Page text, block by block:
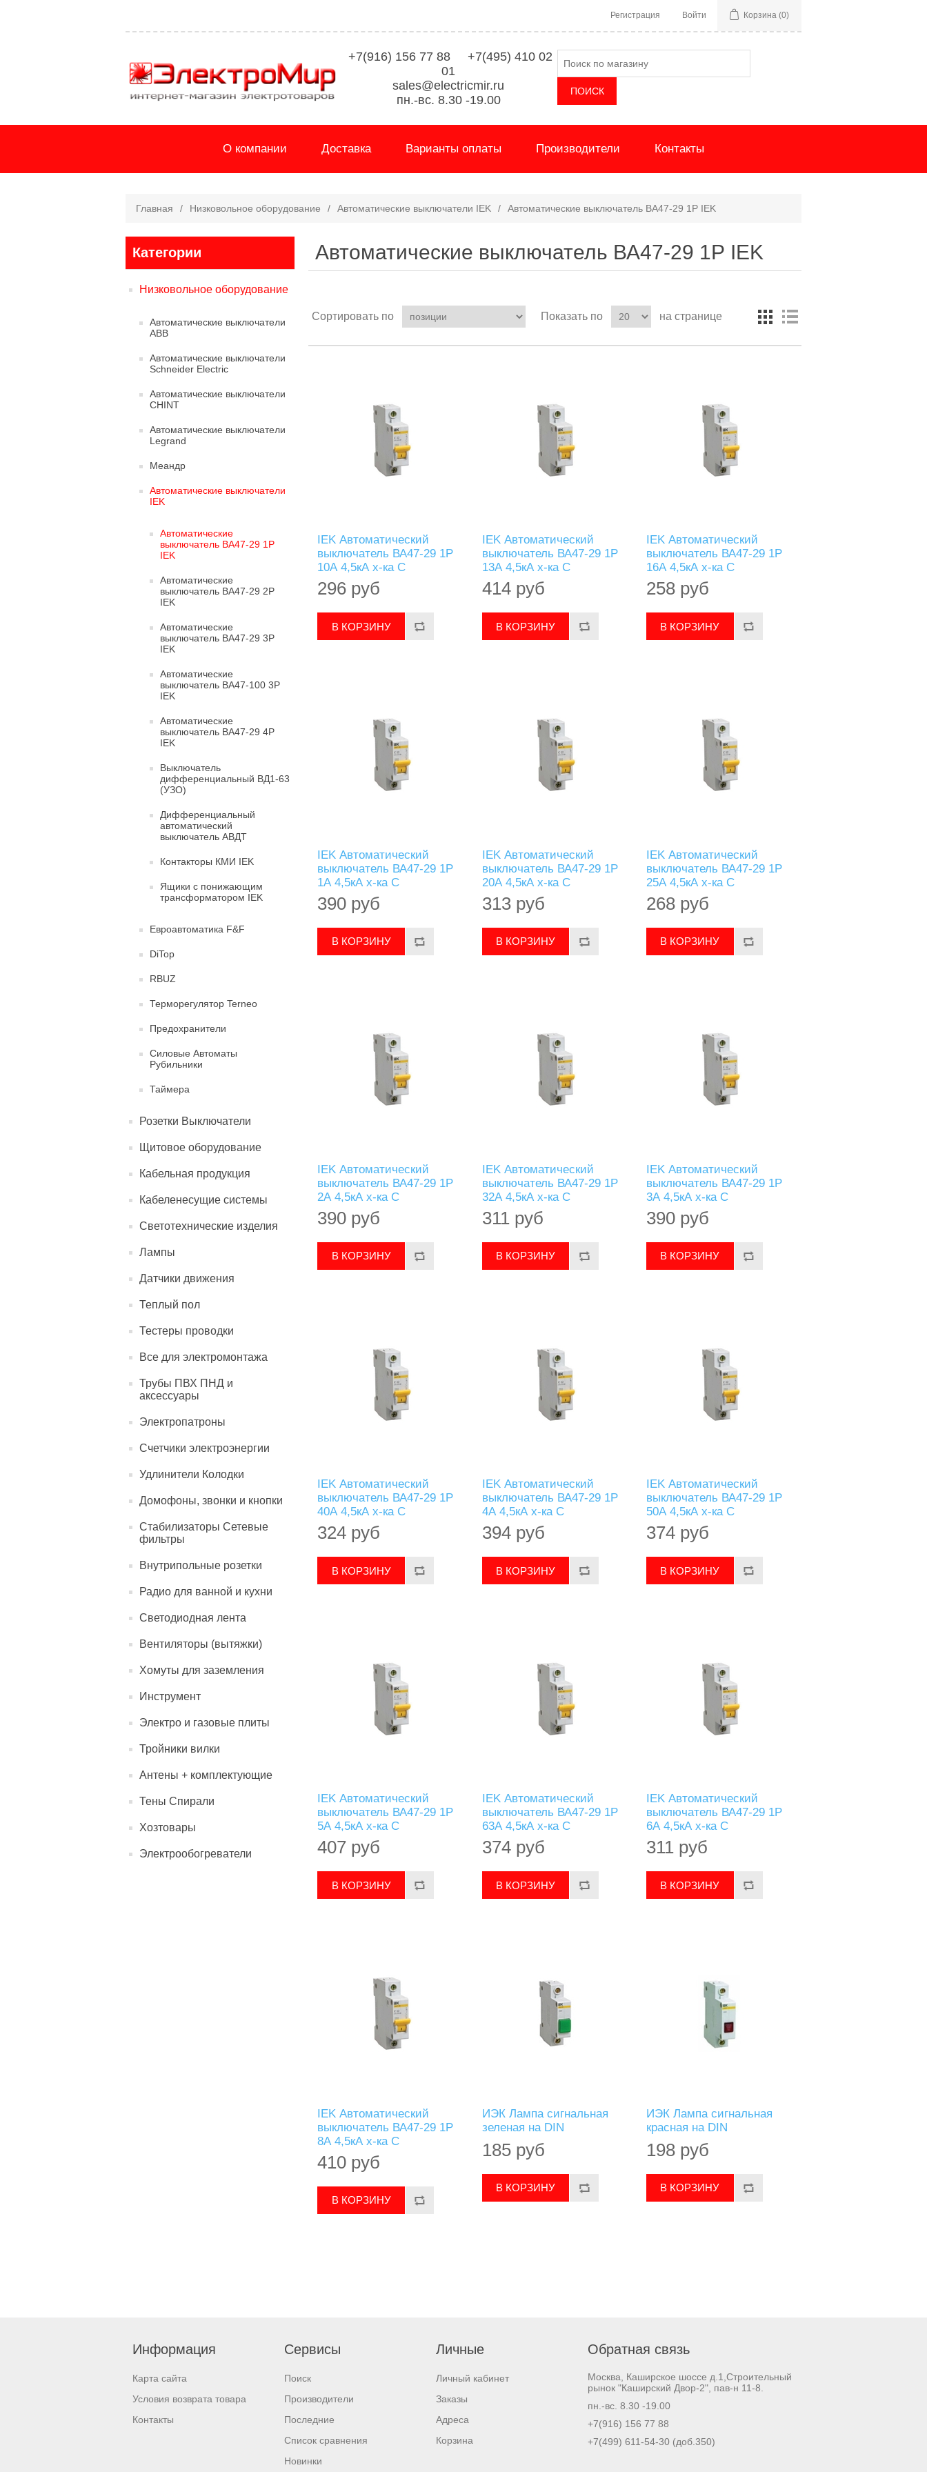
Регистрация Войти Корзина (0)
+7(916) 156 77 88 +7(495) 410 02
01
sales@electricmir.ru
пн.-вс. 8.30 -19.00
О компании Доставка Варианты оплаты Производители Контакты
Главная / Низковольное оборудование / Автоматические выключатели IEK / Автоматические выключатель ВА47-29 1Р IEK
Категории
Низковольное оборудование
Автоматические выключатели
ABB
Автоматические выключатели
Schneider Electric
Автоматические выключатели
CHINT
Автоматические выключатели
Legrand
Меандр
Автоматические выключатели
IEK
Автоматические
выключатель ВА47-29 1Р
IEK
Автоматические
выключатель ВА47-29 2Р
IEK
Автоматические
выключатель ВА47-29 3Р
IEK
Автоматические
выключатель ВА47-100 3Р
IEK
Автоматические
выключатель ВА47-29 4Р
IEK
Выключатель
дифференциальный ВД1-63
(УЗО)
Дифференциальный
автоматический
выключатель АВДТ
Контакторы КМИ IEK
Ящики с понижающим
трансформатором IEK
Евроавтоматика F&F
DiTop
RBUZ
Терморегулятор Terneo
Предохранители
Силовые Автоматы
Рубильники
Таймера
Розетки Выключатели
Щитовое оборудование
Кабельная продукция
Кабеленесущие системы
Светотехнические изделия
Лампы
Датчики движения
Теплый пол
Тестеры проводки
Все для электромонтажа
Трубы ПВХ ПНД и
аксессуары
Электропатроны
Счетчики электроэнергии
Удлинители Колодки
Домофоны, звонки и кнопки
Стабилизаторы Сетевые
фильтры
Внутрипольные розетки
Радио для ванной и кухни
Светодиодная лента
Вентиляторы (вытяжки)
Хомуты для заземления
Инструмент
Электро и газовые плиты
Тройники вилки
Антены + комплектующие
Тены Спирали
Хозтовары
Электрообогреватели
Автоматические выключатель ВА47-29 1Р IEK
Сортировать по Показать по на странице
IEK Автоматический
выключатель ВА47-29 1Р
10А 4,5кА х-ка С
296 руб
IEK Автоматический
выключатель ВА47-29 1Р
13А 4,5кА х-ка С
414 руб
IEK Автоматический
выключатель ВА47-29 1Р
16А 4,5кА х-ка С
258 руб
IEK Автоматический
выключатель ВА47-29 1Р
1А 4,5кА х-ка С
390 руб
IEK Автоматический
выключатель ВА47-29 1Р
20А 4,5кА х-ка С
313 руб
IEK Автоматический
выключатель ВА47-29 1Р
25А 4,5кА х-ка С
268 руб
IEK Автоматический
выключатель ВА47-29 1Р
2А 4,5кА х-ка С
390 руб
IEK Автоматический
выключатель ВА47-29 1Р
32А 4,5кА х-ка С
311 руб
IEK Автоматический
выключатель ВА47-29 1Р
3А 4,5кА х-ка С
390 руб
IEK Автоматический
выключатель ВА47-29 1Р
40А 4,5кА х-ка С
324 руб
IEK Автоматический
выключатель ВА47-29 1Р
4А 4,5кА х-ка С
394 руб
IEK Автоматический
выключатель ВА47-29 1Р
50А 4,5кА х-ка С
374 руб
IEK Автоматический
выключатель ВА47-29 1Р
5А 4,5кА х-ка С
407 руб
IEK Автоматический
выключатель ВА47-29 1Р
63А 4,5кА х-ка С
374 руб
IEK Автоматический
выключатель ВА47-29 1Р
6А 4,5кА х-ка С
311 руб
IEK Автоматический
выключатель ВА47-29 1Р
8А 4,5кА х-ка С
410 руб
ИЭК Лампа сигнальная
зеленая на DIN
185 руб
ИЭК Лампа сигнальная
красная на DIN
198 руб
Информация
Карта сайта
Условия возврата товара
Контакты
Сервисы
Поиск
Производители
Последние
Список сравнения
Новинки
Личные
Личный кабинет
Заказы
Адреса
Корзина
Обратная связь
Москва, Каширское шоссе д.1,Строительный
рынок "Каширский Двор-2", пав-н 11-8.
пн.-вс. 8.30 -19.00
+7(916) 156 77 88
+7(499) 611-54-30 (доб.350)